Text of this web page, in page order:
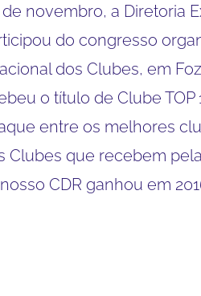
novembro, a Diretoria
do congresso
dos Clubes, em
o título de Clube TOP
entre os melhores
Clubes que recebem
CDR ganhou em